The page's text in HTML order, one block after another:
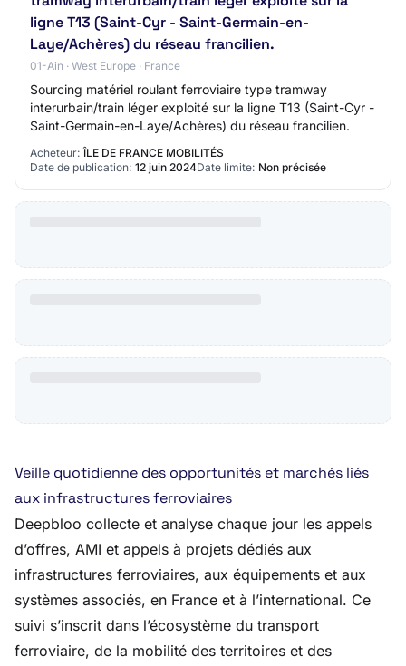
ligne T13 (Saint-Cyr - Saint-Germain-en-
Laye/Achères) du réseau francilien.
01-Ain · West Europe · France
Sourcing matériel roulant ferroviaire type tramway
interurbain/train léger exploité sur la ligne T13 (Saint-Cyr -
Saint-Germain-en-Laye/Achères) du réseau francilien.
Acheteur: ÎLE DE FRANCE MOBILITÉS
Date de publication: 12 juin 2024Date limite: Non précisée
Veille quotidienne des opportunités et marchés liés
aux infrastructures ferroviaires
Deepbloo collecte et analyse chaque jour les appels
d’offres, AMI et appels à projets dédiés aux
infrastructures ferroviaires, aux équipements et aux
systèmes associés, en France et à l’international. Ce
suivi s’inscrit dans l’écosystème du transport
ferroviaire, de la mobilité des territoires et des